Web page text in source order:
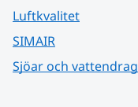
Luftkvalitet
SIMAIR
Sjöar och vattendrag